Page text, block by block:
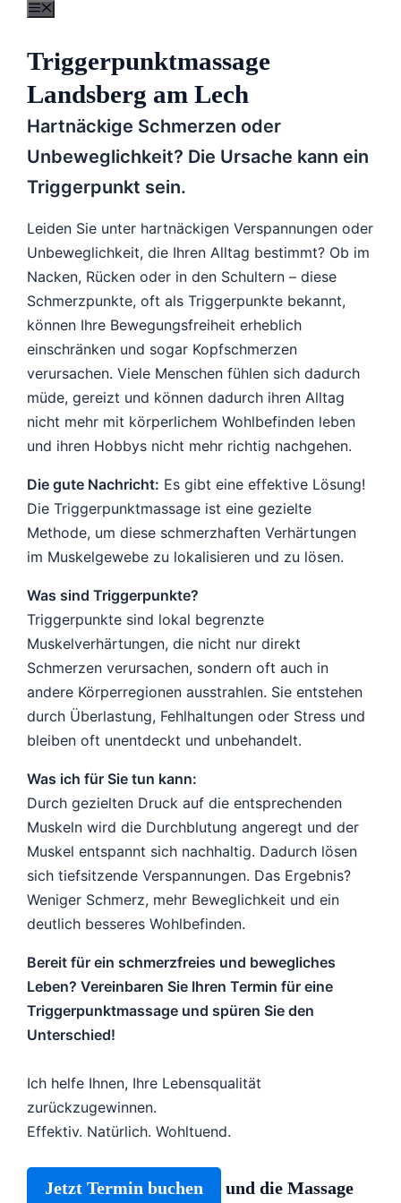
springenTriggerpunktmassage
Landsberg am Lech
Hartnäckige Schmerzen oder
Unbeweglichkeit? Die Ursache kann ein
Triggerpunkt sein.
Leiden Sie unter hartnäckigen Verspannungen oder
Unbeweglichkeit, die Ihren Alltag bestimmt? Ob im
Nacken, Rücken oder in den Schultern – diese
Schmerzpunkte, oft als Triggerpunkte bekannt,
können Ihre Bewegungsfreiheit erheblich
einschränken und sogar Kopfschmerzen
verursachen. Viele Menschen fühlen sich dadurch
müde, gereizt und können dadurch ihren Alltag
nicht mehr mit körperlichem Wohlbefinden leben
und ihren Hobbys nicht mehr richtig nachgehen.
Die gute Nachricht: Es gibt eine effektive Lösung!
Die Triggerpunktmassage ist eine gezielte
Methode, um diese schmerzhaften Verhärtungen
im Muskelgewebe zu lokalisieren und zu lösen.
Was sind Triggerpunkte?
Triggerpunkte sind lokal begrenzte
Muskelverhärtungen, die nicht nur direkt
Schmerzen verursachen, sondern oft auch in
andere Körperregionen ausstrahlen. Sie entstehen
durch Überlastung, Fehlhaltungen oder Stress und
bleiben oft unentdeckt und unbehandelt.
Was ich für Sie tun kann:
Durch gezielten Druck auf die entsprechenden
Muskeln wird die Durchblutung angeregt und der
Muskel entspannt sich nachhaltig. Dadurch lösen
sich tiefsitzende Verspannungen. Das Ergebnis?
Weniger Schmerz, mehr Beweglichkeit und ein
deutlich besseres Wohlbefinden.
Bereit für ein schmerzfreies und bewegliches
Leben? Vereinbaren Sie Ihren Termin für eine
Triggerpunktmassage und spüren Sie den
Unterschied!
Ich helfe Ihnen, Ihre Lebensqualität
zurückzugewinnen.
Effektiv. Natürlich. Wohltuend.
Jetzt Termin buchen und die Massage